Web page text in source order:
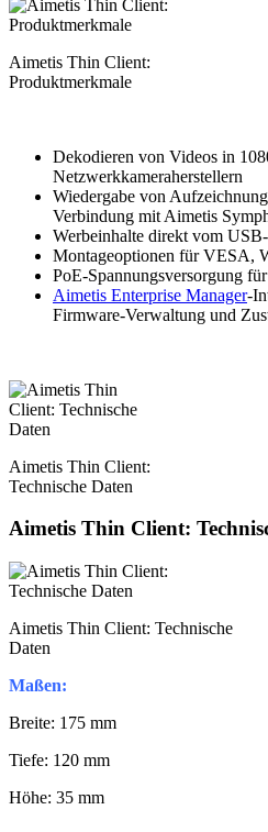
Aimetis Thin Client:
Produktmerkmale
Dekodieren von Videos in
Netzwerkkameraherstellern
Wiedergabe von
Verbindung mit Aimetis
Werbeinhalte direkt vom
Montageoptionen für VESA,
PoE-Spannungsversorgung
Aimetis Enterprise Manager-
Firmware-Verwaltung und
Aimetis Thin Client:
Technische Daten
Aimetis Thin Client:
Aimetis Thin Client: Technische
Daten
Maßen:
Breite: 175 mm
Tiefe: 120 mm
Höhe: 35 mm